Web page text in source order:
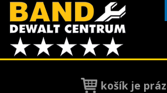
košík je